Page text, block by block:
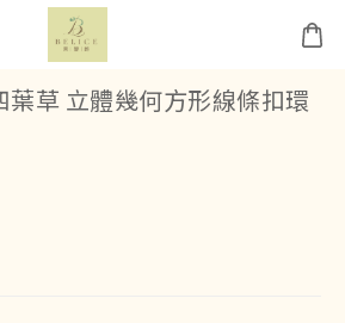
葉草 立體幾何方形線條扣環